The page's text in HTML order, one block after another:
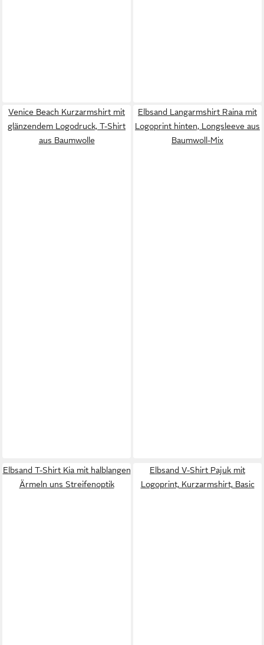
Venice Beach Kurzarmshirt mit
glänzendem Logodruck, T-Shirt
aus Baumwolle
Elbsand Langarmshirt Raina mit
Logoprint hinten, Longsleeve aus
Baumwoll-Mix
Elbsand T-Shirt Kia mit halblangen
Ärmeln uns Streifenoptik
Elbsand V-Shirt Pajuk mit
Logoprint, Kurzarmshirt, Basic